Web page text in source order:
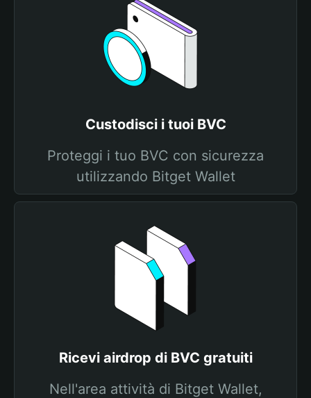
Custodisci i tuoi BVC
Proteggi i tuo BVC con sicurezza
utilizzando Bitget Wallet
Ricevi airdrop di BVC gratuiti
Nell'area attività di Bitget Wallet,